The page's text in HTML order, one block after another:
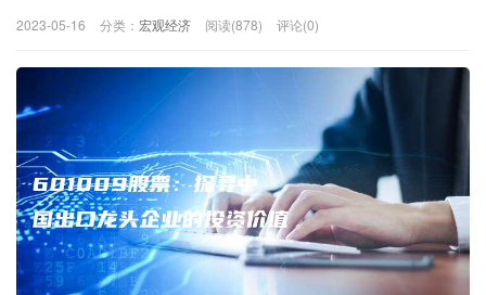
2023-05-16 分类： 宏观经济 阅读(878) 评论(0)